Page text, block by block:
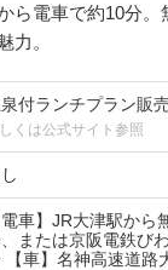
ら電車で約10分
力。
付ランチプラン販
くは公式サイト参照
電車】JR大津駅か
または京阪電鉄び
【車】名神高速道路